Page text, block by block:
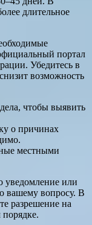
длительное
портал
Убедитесь в
возможность
чтобы выявить
о причинах
местными
уведомление или
вашему вопросу. В
разрешение на